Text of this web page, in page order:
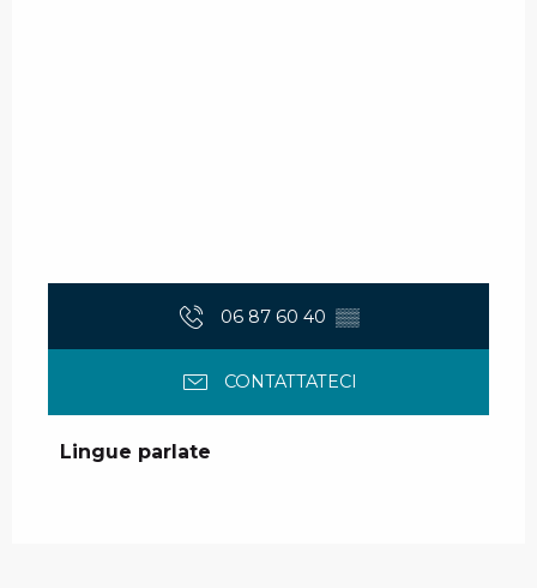
06 87 60 40 ▒▒
CONTATTATECI
Lingue parlate
Lingue parlate